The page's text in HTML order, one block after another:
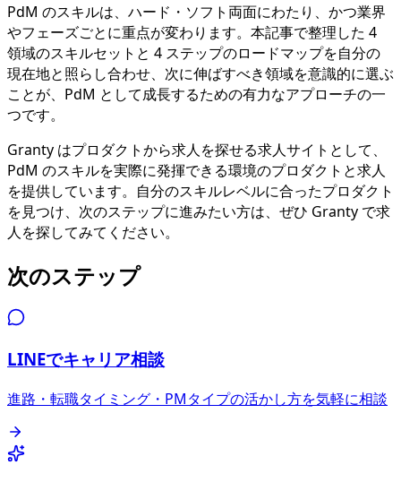
PdM のスキルは、ハード・ソフト両面にわたり、かつ業界
やフェーズごとに重点が変わります。本記事で整理した 4
領域のスキルセットと 4 ステップのロードマップを自分の
現在地と照らし合わせ、次に伸ばすべき領域を意識的に選ぶ
ことが、PdM として成長するための有力なアプローチの一
つです。
Granty はプロダクトから求人を探せる求人サイトとして、
PdM のスキルを実際に発揮できる環境のプロダクトと求人
を提供しています。自分のスキルレベルに合ったプロダクト
を見つけ、次のステップに進みたい方は、ぜひ Granty で求
人を探してみてください。
次のステップ
LINEでキャリア相談
進路・転職タイミング・PMタイプの活かし方を気軽に相談